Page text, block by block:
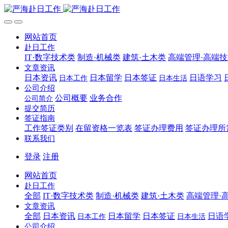
网站首页
赴日工作
IT·数字技术类 制造·机械类 建筑·土木类 高端管理·高端
文章资讯
日本资讯 日本工作 日本留学 日本签证 日本生活 日语学习
公司介绍
公司简介 公司概要 业务合作
提交简历
签证指南
工作签证类别 在留资格一览表 签证办理费用 签证办理所
联系我们
登录 注册
网站首页
赴日工作
全部 IT·数字技术类 制造·机械类 建筑·土木类 高端管理·
文章资讯
全部 日本资讯 日本工作 日本留学 日本签证 日本生活 日语